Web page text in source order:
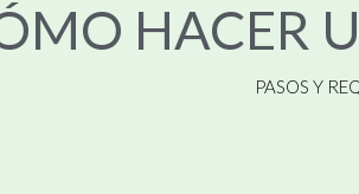
HACER
PASOS Y